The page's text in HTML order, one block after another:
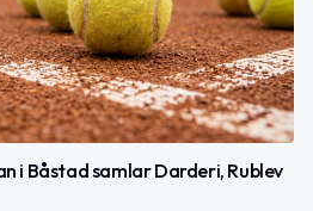
i Båstad samlar Darderi, Rublev